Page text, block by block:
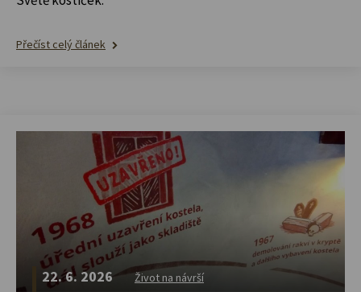
Přečíst celý článek
22. 6. 2026 Život na návrší